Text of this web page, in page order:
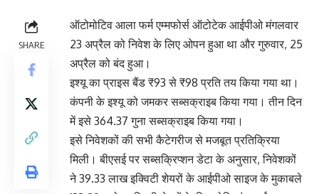
SHARE
ऑटोमोटिव आला फर्म एम्मफोर्स ऑटोटेक आईपीओ मंगलवार
23 अप्रैल को निवेश के लिए ओपन हुआ था और गुरुवार, 25
अप्रैल को बंद हुआ।
इश्यू का प्राइस बैंड ₹93 से ₹98 प्रति तय किया गया था।
कंपनी के इश्यू को जमकर सब्सक्राइब किया गया। तीन दिन
में इसे 364.37 गुना सब्सक्राइब किया गया।
इसे निवेशकों की सभी कैटेगरीज से मजबूत प्रतिक्रिया
मिली। बीएसई पर सब्सक्रिप्शन डेटा के अनुसार, निवेशकों
ने 39.33 लाख इक्विटी शेयरों के आईपीओ साइज के मुकाबले